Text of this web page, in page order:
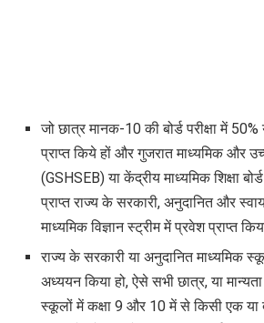
जो छात्र मानक-10 की बोर्ड परीक्षा में
प्राप्त किये हों और गुजरात माध्यमिक और
(GSHSEB) या केंद्रीय माध्यमिक शिक्षा बोर्ड
प्राप्त राज्य के सरकारी, अनुदानित और
माध्यमिक विज्ञान स्ट्रीम में प्रवेश प्राप्त
राज्य के सरकारी या अनुदानित माध्यमिक
अध्ययन किया हो, ऐसे सभी छात्र, या मान्यता
स्कूलों में कक्षा 9 और 10 में से किसी एक या